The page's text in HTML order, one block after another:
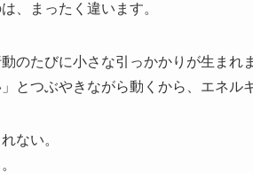
、まったく違います。
のたびに小さな引っかかりが生まれ
とつぶやきながら動くから、エネル
ない。